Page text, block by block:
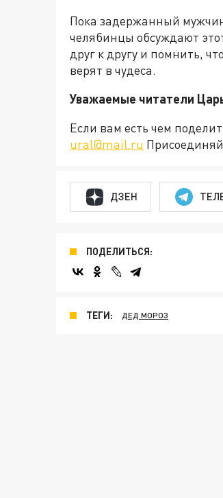
Пока задержанный
челябинцы обсуждают
друг к другу и помнить,
верят в чудеса.
Уважаемые читатели
Если вам есть чем
ural@mail.ru
ДЗЕН
ПОДЕЛИТЬСЯ:
ТЕГИ: ДЕД МОРОЗ